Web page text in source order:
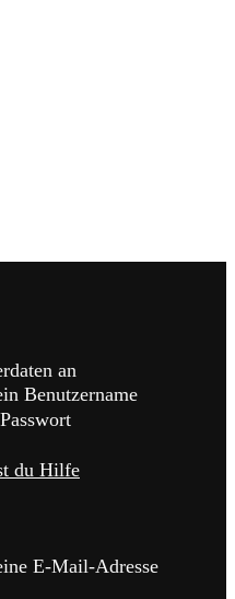
an
Benutzername
du Hilfe
E-Mail-Adresse